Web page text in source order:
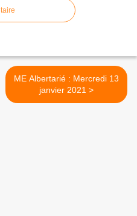
ME Albertarié : Mercredi 13
janvier 2021 >